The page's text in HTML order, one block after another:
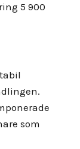
5 900
som